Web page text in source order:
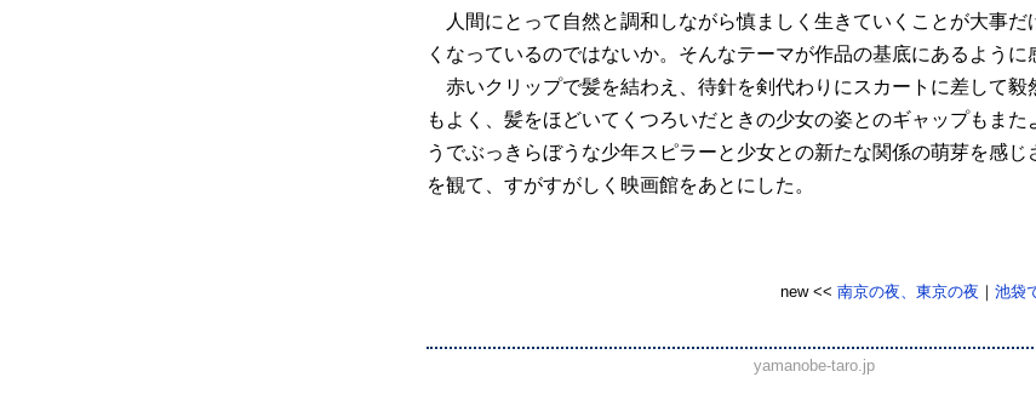
人間にとって自然と調和しながら慎ましく生きていくことが大事だ
くなっているのではないか。そんなテーマが作品の基底にあるように
赤いクリップで髪を結わえ、待針を剣代わりにスカートに差して毅
もよく、髪をほどいてくつろいだときの少女の姿とのギャップもまた
うでぶっきらぼうな少年スピラーと少女との新たな関係の萌芽を感じ
を観て、すがすがしく映画館をあとにした。
new << 南京の夜、東京の夜 ｜ 池袋
yamanobe-taro.jp